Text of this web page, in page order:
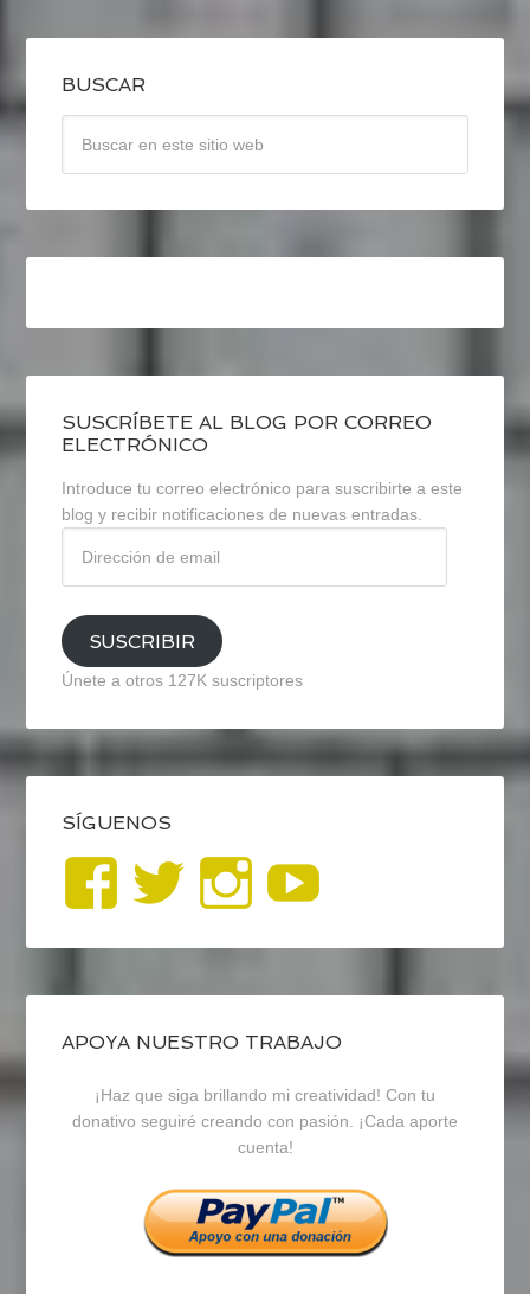
BUSCAR
SUSCRÍBETE AL BLOG POR CORREO
ELECTRÓNICO
Introduce tu correo electrónico para suscribirte a este
blog y recibir notificaciones de nuevas entradas.
email
SUSCRIBIR
Únete a otros 127K suscriptores
SÍGUENOS
Ver
perfil
de
blogrecursosep
en
Facebook
Ver
perfil
de
recursosep
en
Twitter
Ver
perfil
de
recursosep
en
Instagram
APOYA NUESTRO TRABAJO
¡Haz que siga brillando mi creatividad! Con tu
donativo seguiré creando con pasión. ¡Cada aporte
cuenta!